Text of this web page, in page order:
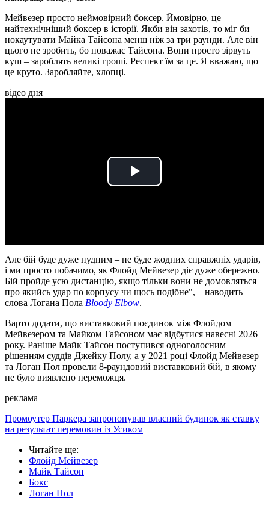
Мейвезер просто неймовірний боксер. Ймовірно, це
найтехнічніший боксер в історії. Якби він захотів, то міг би
нокаутувати Майка Тайсона менш ніж за три раунди. Але він
цього не зробить, бо поважає Тайсона. Вони просто зірвуть
куш – зароблять великі гроші. Респект їм за це. Я вважаю, що
це круто. Заробляйте, хлопці.
відео дня
Play
Але бій буде дуже нудним – не буде жодних справжніх ударів,
і ми просто побачимо, як Флойд Мейвезер діє дуже обережно.
Бій пройде усю дистанцію, якщо тільки вони не домовляться
про якийсь удар по корпусу чи щось подібне", – наводить
слова Логана Пола Bloody Elbow.
Варто додати, що виставковий поєдинок між Флойдом
Мейвезером та Майком Тайсоном має відбутися навесні 2026
року. Раніше Майк Тайсон поступився одноголосним
рішенням суддів Джейку Полу, а у 2021 році Флойд Мейвезер
та Логан Пол провели 8-раундовий виставковий бій, в якому
не було виявлено переможця.
реклама
Промоутер Паркера запропонував власний будинок як ставку
на результат перемовин із Усиком
Читайте ще:
Флойд Мейвезер
Майк Тайсон
Бокс
Логан Пол